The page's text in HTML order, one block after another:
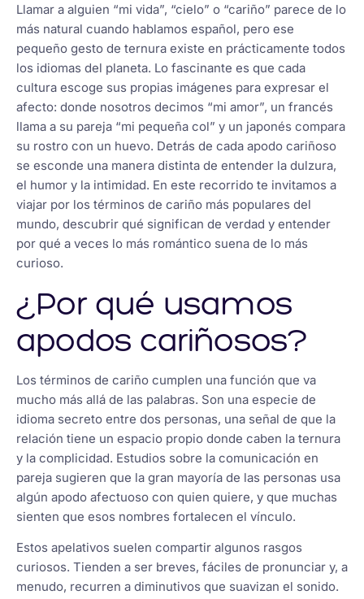
Llamar a alguien “mi vida”, “cielo” o “cariño” parece de lo
más natural cuando hablamos español, pero ese
pequeño gesto de ternura existe en prácticamente todos
los idiomas del planeta. Lo fascinante es que cada
cultura escoge sus propias imágenes para expresar el
afecto: donde nosotros decimos “mi amor”, un francés
llama a su pareja “mi pequeña col” y un japonés compara
su rostro con un huevo. Detrás de cada apodo cariñoso
se esconde una manera distinta de entender la dulzura,
el humor y la intimidad. En este recorrido te invitamos a
viajar por los términos de cariño más populares del
mundo, descubrir qué significan de verdad y entender
por qué a veces lo más romántico suena de lo más
curioso.
¿Por qué usamos
apodos cariñosos?
Los términos de cariño cumplen una función que va
mucho más allá de las palabras. Son una especie de
idioma secreto entre dos personas, una señal de que la
relación tiene un espacio propio donde caben la ternura
y la complicidad. Estudios sobre la comunicación en
pareja sugieren que la gran mayoría de las personas usa
algún apodo afectuoso con quien quiere, y que muchas
sienten que esos nombres fortalecen el vínculo.
Estos apelativos suelen compartir algunos rasgos
curiosos. Tienden a ser breves, fáciles de pronunciar y, a
menudo, recurren a diminutivos que suavizan el sonido.